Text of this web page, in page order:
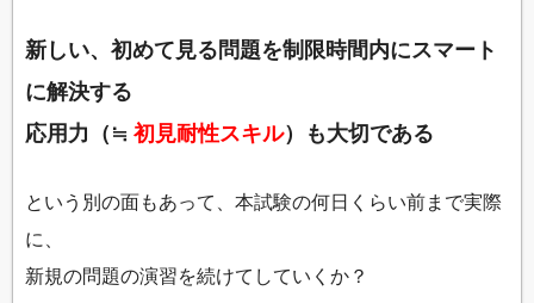
新しい、初めて見る問題を制限時間内にスマート
に解決する
応用力（≒ 初見耐性スキル）も大切である
という別の面もあって、本試験の何日くらい前まで実際
に、
新規の問題の演習を続けてしていくか？